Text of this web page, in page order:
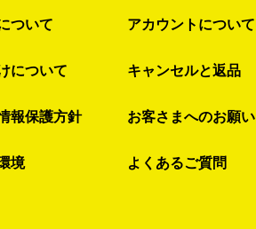
ついて アカウントについて
について キャンセルと返品
報保護方針 お客さまへのお願い
境 よくあるご質問